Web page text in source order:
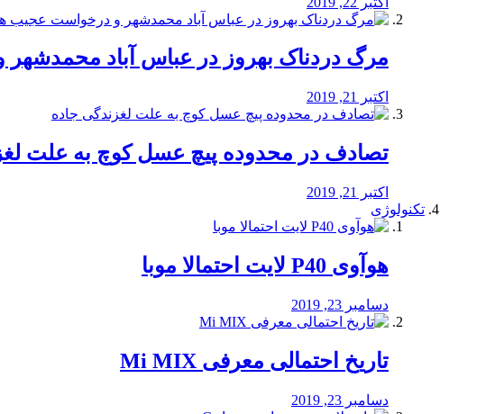
مرگ دردناک بهروز در عباس آباد
اکتبر 21, 2019
تصادف در محدوده پیچ عسل کوچ به علت
اکتبر 21, 2019
تکنولوژی
هوآوی P40 لایت احتمالا موبا
دسامبر 23, 2019
تاریخ احتمالی معرفی Mi MIX
دسامبر 23, 2019